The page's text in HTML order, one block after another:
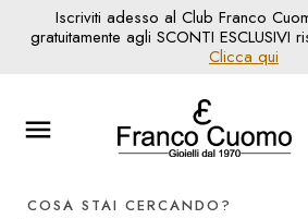
Iscriviti adesso al Club Franco
gratuitamente agli SCONTI ESCLUSIVI
Clicca qui